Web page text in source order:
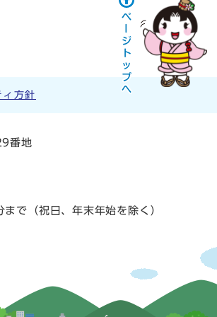
方針
番地
で（祝日、年末年始を除く）